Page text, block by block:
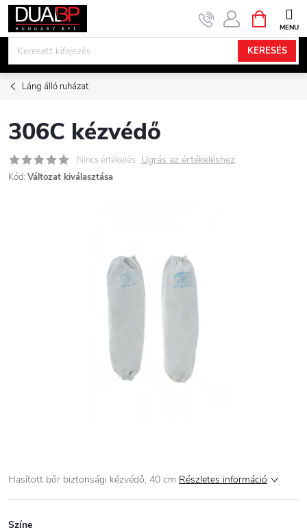
Ugrás
KERESÉS
KOSÁR
Láng álló ruházat
306C kézvédő
Nincs értékelés Ugrás az értékeléshez
Kód: Változat kiválasztása
Hasított bőr biztonsági kézvédő, 40 cm Részletes információ
Színe